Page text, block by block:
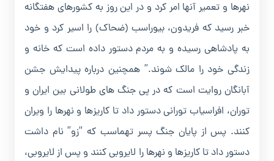
نهرها و تعمير آنها امر کرد و در اين روز به کشورهاى هفتگانه
خبر رسيد که فريدون، بيوراسب (ضحاک) را اسير کرد و خود
به پادشاهى رسيده و به مردم دستور داده است که خانه و
زندگى خود را مالک شوند.” همچنين درباره پيدايش جشن
آبانگان روايت است که در پى جنگ هاى طولانى بين ايران و
توران، افراسياب تورانى دستور داد تا کاريزها و نهرها را ويران
کنند. پس از پايان جنگ پسر تهماسب که “زو” نام داشت
دستور داد تا کاريزها و نهرها را لايروبى کنند و پس از لايروبى،